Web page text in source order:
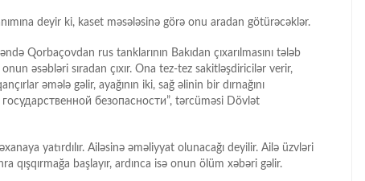
deyir ki, kaset məsələsinə görə onu aradan götürəcəklər.
Qorbaçovdan rus tanklarının Bakıdan çıxarılmasını tələb
əsəbləri sıradan çıxır. Ona tez-tez sakitləşdiricilər verir,
əmələ gəlir, ayağının iki, sağ əlinin bir dırnağını
безопасности”, tərcüməsi Dövlət
yatırdılır. Ailəsinə əməliyyat olunacağı deyilir. Ailə üzvləri
qışqırmağa başlayır, ardınca isə onun ölüm xəbəri gəlir.